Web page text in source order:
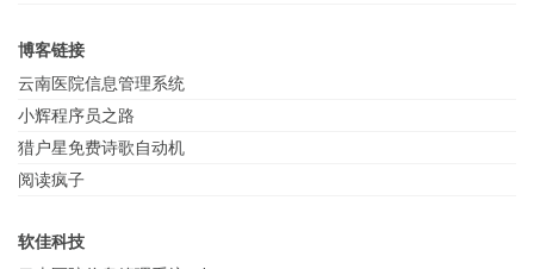
博客链接
云南医院信息管理系统
小辉程序员之路
猎户星免费诗歌自动机
阅读疯子
软佳科技